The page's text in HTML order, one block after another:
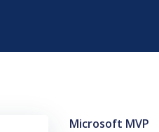
Microsoft MVP